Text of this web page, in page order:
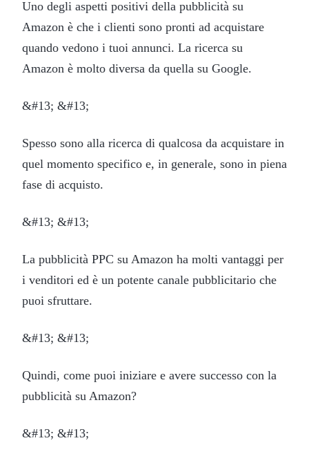
Uno degli aspetti positivi della pubblicità su
Amazon è che i clienti sono pronti ad acquistare
quando vedono i tuoi annunci. La ricerca su
Amazon è molto diversa da quella su Google.
&#13; &#13;
Spesso sono alla ricerca di qualcosa da acquistare in
quel momento specifico e, in generale, sono in piena
fase di acquisto.
&#13; &#13;
La pubblicità PPC su Amazon ha molti vantaggi per
i venditori ed è un potente canale pubblicitario che
puoi sfruttare.
&#13; &#13;
Quindi, come puoi iniziare e avere successo con la
pubblicità su Amazon?
&#13; &#13;